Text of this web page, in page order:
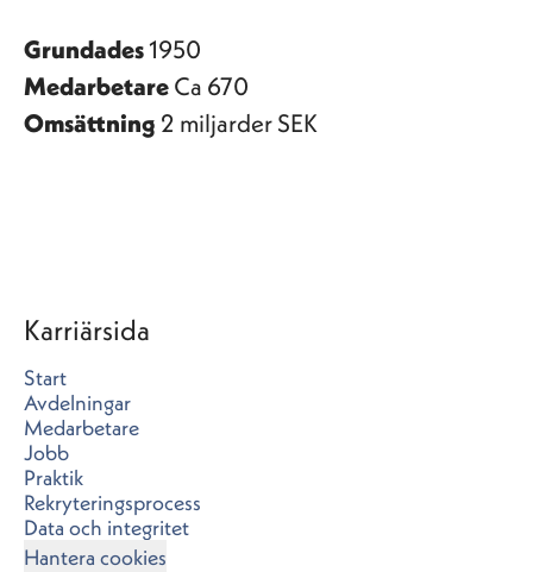
Grundades1950
MedarbetareCa 670
Omsättning 2 miljarder SEK
Karriärsida
Start
Avdelningar
Medarbetare
Jobb
Praktik
Rekryteringsprocess
Data och integritet
Hantera cookies